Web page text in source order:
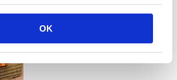
OK
CADEAUPAKKET!